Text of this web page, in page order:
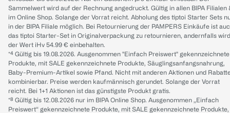
Sammelwert wird auf der Rechnung angedruckt. Gültig in allen BIPA Filialen
im Online Shop. Solange der Vorrat reicht. Abholung des tiptoi Starter Sets
in der BIPA Filiale möglich. Bei Retournierung der PAMPERS Einkäufe ist
das tiptoi Starter-Set in Originalverpackung zu retournieren, andernfalls wird
der Wert iHv 54.99 € einbehalten.
*⁴ Gültig bis 19.08.2026. Ausgenommen "Einfach Preiswert" gekennzeichnete
Produkte, mit SALE gekennzeichnete Produkte, Säuglingsanfangsnahrung,
Baby-Premium-Artikel sowie Pfand. Nicht mit anderen Aktionen und
kombinierbar. Preise werden kaufmännisch gerundet. Solange der Vorrat
reicht. Bei 1+1 Aktionen ist das günstigste Produkt gratis.
*⁸ Gültig bis 12.08.2026 nur im BIPA Online Shop. Ausgenommen „Einfach
Preiswert“ gekennzeichnete Produkte, mit SALE gekennzeichnete Produkte,